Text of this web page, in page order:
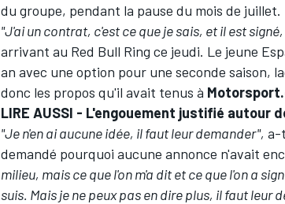
du groupe, pendant la pause du mois de juillet.
"J'ai un contrat, c'est ce que je sais, et il est signé,
arrivant au Red Bull Ring ce jeudi. Le jeune
an avec une option pour une seconde saison,
donc les propos qu'il avait tenus à
LIRE AUSSI - L'engouement justifié autour
"Je n'en ai aucune idée, il faut leur demander", a-
demandé pourquoi aucune annonce n'avait
milieu, mais ce que l'on m'a dit et ce que l'on a
suis. Mais je ne peux pas en dire plus, il faut